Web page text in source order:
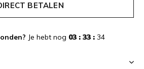
BETALEN
Je hebt nog 03 : 33 : 34